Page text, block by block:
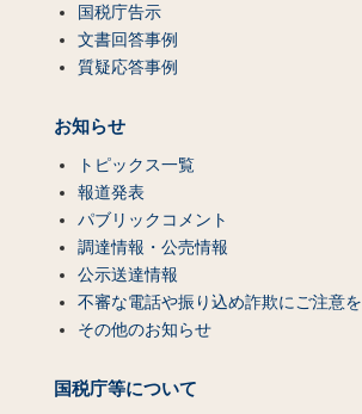
国税庁告示
文書回答事例
質疑応答事例
お知らせ
トピックス一覧
報道発表
パブリックコメント
調達情報・公売情報
公示送達情報
不審な電話や振り込め詐欺にご注意を
その他のお知らせ
国税庁等について